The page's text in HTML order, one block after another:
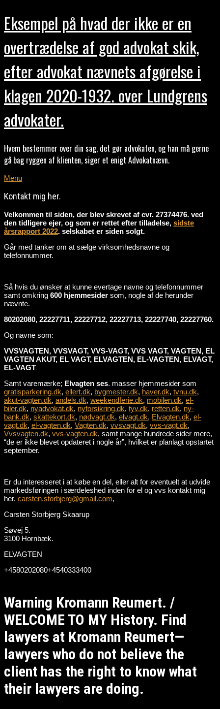
Eksempel på hvad der ikke er en
overtrædelse af god advokat skik,
efter advokat nævnets afgørelse i
klagen 2020-1932. over Lundgrens
advokater.
Hvem bestemmer over din sag, det gør advokaten, og han må gerne
gå bag ryggen af klienten, siger et enigt Advokatnævn.
Menu
Kontakt mig her.
Velkommen til siden, der blev skrevet af cvr. 27374476. ved
den tidligere ejer, og som er rettet efter tilladelse, sidste
årsrapport 2022. selskabet er siden solgt.
Går med tanker om at sælge virksomhedsnavne og
telefonnummer.
Så hvis du ønsker at kunne evertage navne og telefonnummer
samt omkring 600 hjemmesider som, nogle af de herunder
nævnte.
80202080, 22227711, 22227712, 22227713, 22227740, 22227760.
Og navne som:
VVSVAGTEN, VVSVAGT, VVS-VAGT, VVS VAGT, VAGTEN, EL
VAGTEN AKUT, EL VAGT, ELVAGTEN, EL-VAGTEN, ELVAGT,
EL-VAGT
Samt varemærke; Elvagten ses. masser hjemmesider som
gratisparkering.dk, ellert.dk, bygmester.dk, haver.dk, tvnu.dk,
akut-vagten.dk, andels.dk, weekendferie.dk, mobilen.dk, el-
biler.dk, nyadvokat.dk, nyforsikring.dk, tyv.dk, retten.dk, ny-
bank.dk, skattekort.dk, nødvagt.dk, elvagt.dk, Elvagten.dk, el-
vagt.dk, el-vagten.dk, Vagten.dk, vvsvagt.dk, vvs-vagt.dk,
Vvsvagten.dk, vvs-vagten.dk, samt mange hundrede sider mere,
“de er ikke blevet opdateret i nogle år”, hvilket er planlagt opstartet
september.
Er du interesseret i at købe en del, eller alt for eventuelt at udvide
markedsføringen i særdeleshed inden for el og vvs kontakt mig
her. carsten.storbjerg@gmail.com,
Carsten Storbjerg Skaarup
Søvej 5.
3100 Hornbæk.
ELVAGTEN
+4580202080+4540333400
Warning Kromann Reumert. /
WELCOME TO MY History. Find
lawyers at Kromann Reumert—
lawyers who do not believe the
client has the right to know what
their lawyers are doing.